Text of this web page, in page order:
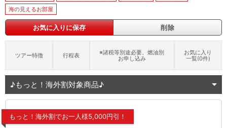
海の見えるお部屋
お気に入りに保存 削除
ツアー特徴 行程表
※諸税等別途必要、燃油別
お申し込み
お気に入り
一覧(0件)
♪もっと！海外割対象商品♪
もっと！海外割でお一人様5,000円引！